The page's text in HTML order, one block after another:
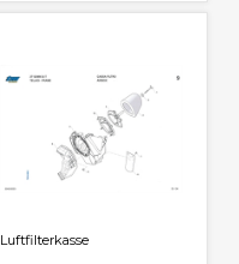
Luftfilterkasse